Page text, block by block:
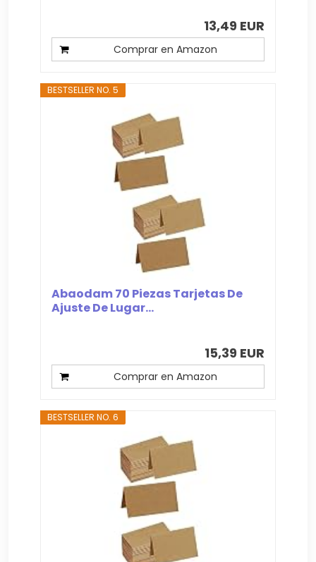
13,49 EUR
Comprar en Amazon
BESTSELLER NO. 5
Abaodam 70 Piezas Tarjetas De
Ajuste De Lugar...
15,39 EUR
Comprar en Amazon
BESTSELLER NO. 6